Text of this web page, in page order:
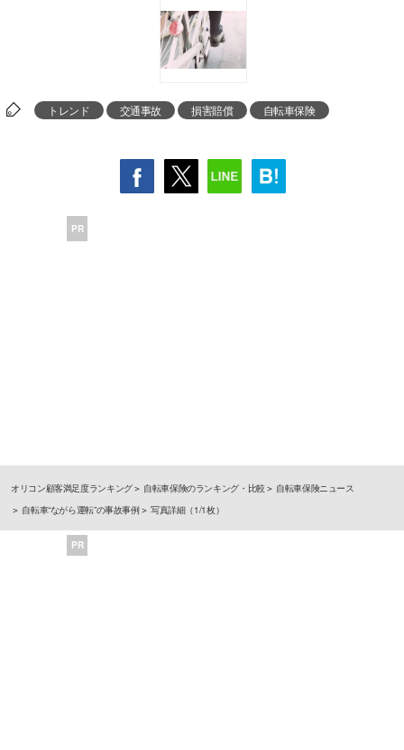
トレンド 交通事故 損害賠償 自転車保険
PR
オリコン顧客満足度ランキング 自転車保険のランキング・比較
自転車保険ニュース
自転車“ながら運転”の事故事例
写真詳細（1/1枚）
PR